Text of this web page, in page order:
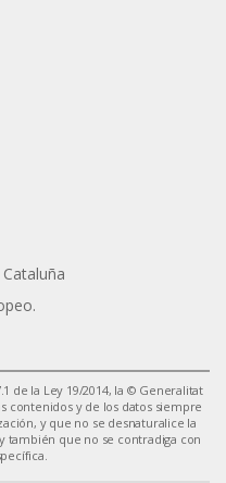
de la Ley 19/2014, la © Generalitat
contenidos y de los datos siempre
y que no se desnaturalice la
también que no se contradiga con